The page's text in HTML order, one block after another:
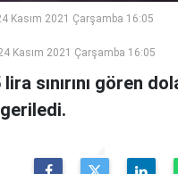
Kasım 2021 Çarşamba 16:05
Kasım 2021 Çarşamba 16:05
sınırını gören